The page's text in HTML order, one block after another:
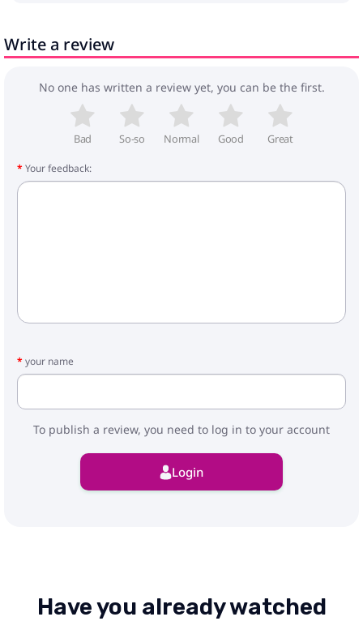
Piegāde satur:
2 x Stūra krēsls: 50 x 50 x 91 cm
3 x Sols: 100 x 50 x 91 cm
(GarumsxPlatumsxAugstums)
Write a review
No one has written a review yet, you can be the first.
Bad So-so Normal Good Great
Your feedback:
your name
To publish a review, you need to log in to your account
Login
Have you already watched